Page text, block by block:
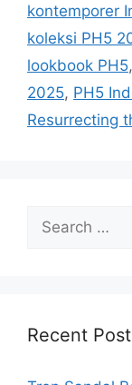
kontemporer
koleksi PH5
lookbook PH5,
2025, PH5
Resurrecting
for:
Recent